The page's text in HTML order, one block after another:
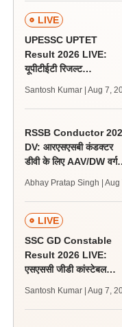
LIVE
UPESSC UPTET
Result 2026 LIVE:
यूपीटीईटी रिजल्ट
जल्द, जानें लेटेस्ट अपडेट,
पासिंग मार्क्स
Santosh Kumar | Aug 7,
RSSB Conductor
DV: आरएसएसबी कंडक्टर
डीवी के लिए AAV/DW वर्ग
शॉर्टलिस्ट
Abhay Pratap Singh | Aug
LIVE
SSC GD Constable
Result 2026 LIVE:
एसएससी जीडी कांस्टेबल
लेटेस्ट अपडेट, स्कोरकार्ड
Santosh Kumar | Aug 7,